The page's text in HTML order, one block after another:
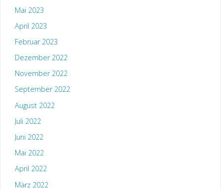
Mai 2023
April 2023
Februar 2023
Dezember 2022
November 2022
September 2022
August 2022
Juli 2022
Juni 2022
Mai 2022
April 2022
März 2022